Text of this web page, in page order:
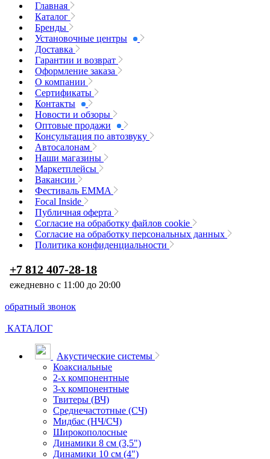
Главная
Каталог
Бренды
Установочные центры
Доставка
Гарантии и возврат
Оформление заказа
О компании
Сертификаты
Контакты
Новости и обзоры
Оптовые продажи
Консультация по автозвуку
Автосалонам
Наши магазины
Маркетплейсы
Вакансии
Фестиваль EMMA
Focal Inside
Публичная оферта
Согласие на обработку файлов cookie
Согласие на обработку персональных данных
Политика конфиденциальности
+7 812 407-28-18
ежедневно с 11:00 до 20:00
обратный звонок
КАТАЛОГ
Акустические системы
Коаксиальные
2-х компонентные
3-х компонентные
Твитеры (ВЧ)
Среднечастотные (СЧ)
Мидбас (НЧ/СЧ)
Широкополосные
Динамики 8 см (3,5")
Динамики 10 см (4")